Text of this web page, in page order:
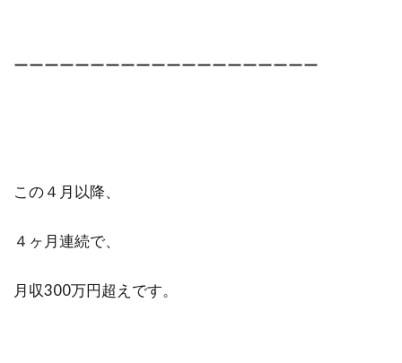
ーーーーーーーーーーーーーーーーーーーー
この４月以降、
４ヶ月連続で、
月収300万円超えです。